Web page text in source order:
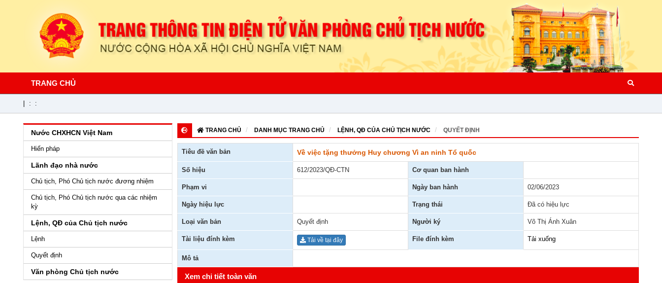
TRANG CHỦ
: :
TRANG CHỦ DANH MỤC TRANG CHỦ LỆNH, QĐ CỦA CHỦ TỊCH NƯỚC QUYẾT ĐỊNH
Tiêu đề văn bản Về việc tặng thưởng Huy chương Vì an ninh Tổ quốc
Số hiệu 612/2023/QĐ-CTN Cơ quan ban hành
Phạm vi Ngày ban hành 02/06/2023
Ngày hiệu lực Trạng thái Đã có hiệu lực
Loại văn bản Quyết định Người ký Võ Thị Ánh Xuân
Tài liệu đính kèm Tải về tại đây File đính kèm Tải xuống
Mô tả
Xem chi tiết toàn văn
Nước CHXHCN Việt Nam
Hiến pháp
Lãnh đạo nhà nước
Chủ tịch, Phó Chủ tịch nước đương nhiệm
Chủ tịch, Phó Chủ tịch nước qua các nhiệm
kỳ
Lệnh, QĐ của Chủ tịch nước
Lệnh
Quyết định
Văn phòng Chủ tịch nước